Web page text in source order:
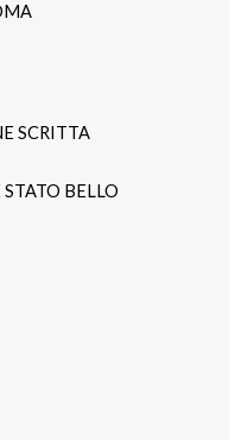
SCRITTA
BELLO